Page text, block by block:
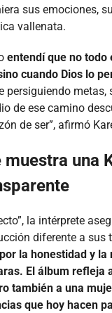
sus emociones,
vallenata.
entendí que no todo
cuando Dios lo
persiguiendo metas,
de ese camino
de ser”, afirmó
muestra una
la intérprete
diferente a sus
la honestidad y la
El álbum refleja
también a una
que hoy hacen